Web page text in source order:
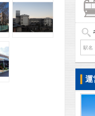
運